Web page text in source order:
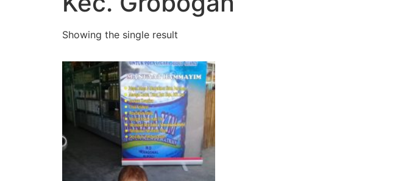
Showing the single result